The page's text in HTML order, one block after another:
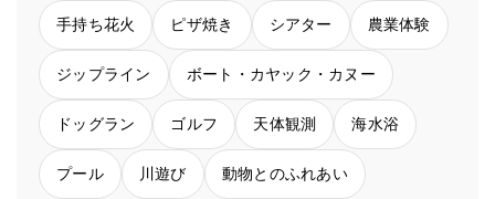
手持ち花火 ピザ焼き シアター 農業体験
ジップライン ボート・カヤック・カヌー
ドッグラン ゴルフ 天体観測 海水浴
プール 川遊び 動物とのふれあい